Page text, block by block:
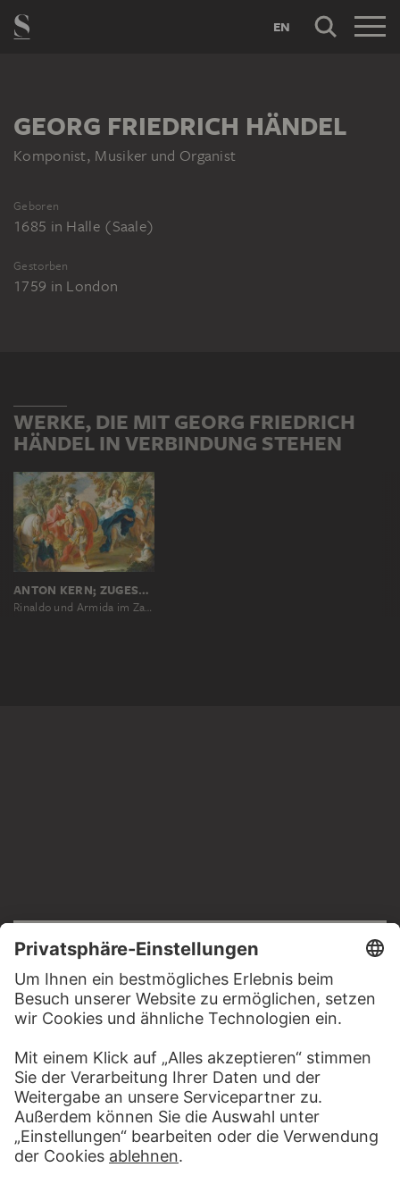
EN
GEORG FRIEDRICH HÄNDEL
Komponist, Musiker und Organist
Geboren
1685 in Halle (Saale)
Gestorben
1759 in London
WERKE, DIE MIT GEORG FRIEDRICH
HÄNDEL IN VERBINDUNG STEHEN
ANTON KERN; ZUGESCHRIEBEN
Rinaldo und Armida im Zauberwald
Impressum
Datenschutz
Copyright © 2026 Städel Museum
All rights reserved.
DIGITALE SAMMLUNG
Startseite
Werke
Künstler
Alben